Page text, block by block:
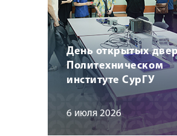
День открытых
Политехническом
институте СурГУ
6 июля 2026